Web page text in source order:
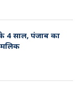
4 साल, पंजाब का